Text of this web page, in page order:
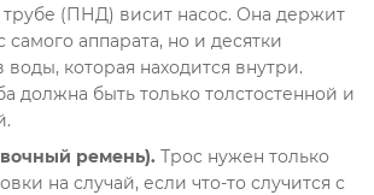
трубе (ПНД) висит насос. Она держит
самого аппарата, но и десятки
которая находится внутри.
должна быть только толстостенной и
.
ремень). Трос нужен только
на случай, если что-то случится с